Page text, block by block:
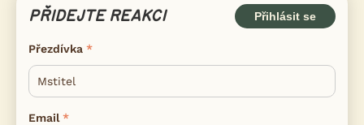
PŘIDEJTE REAKCI Přihlásit se
Přezdívka
Email